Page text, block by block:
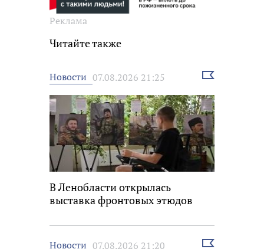
Реклама
Читайте также
Новости 07.08.2026 21:25
Выбрать
В Ленобласти открылась
выставка фронтовых этюдов
Новости 07.08.2026 21:20
Выбрать